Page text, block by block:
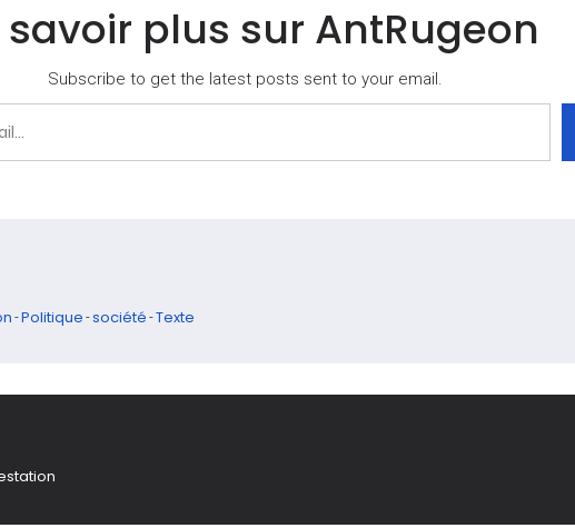
savoir plus sur AntRugeon
Subscribe to get the latest posts sent to your email.
-Politique -société -Texte